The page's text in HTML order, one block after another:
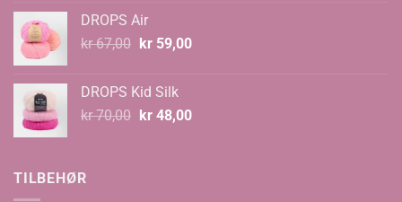
DROPS Air
kr67,00 Opprinnelig
kr 67,00.
kr59,00Nåværende
DROPS Kid Silk
kr70,00 Opprinnelig
kr48,00Nåværende
TILBEHØR